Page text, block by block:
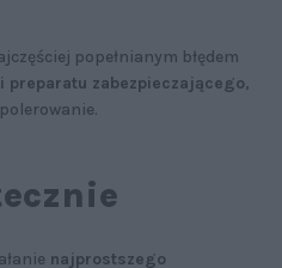
popełnianym błędem
preparatu zabezpieczającego,
najprostszego